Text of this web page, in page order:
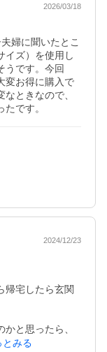
2026/03/18
婦に聞いたとこ
イズ）を使用し
うです。今回
変お得に購入で
ときなので、
です。
2024/12/23
帰宅したら玄関
と思ったら、
とみる